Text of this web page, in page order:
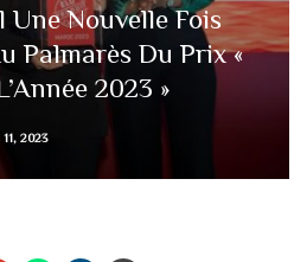
Une Nouvelle Fois
Palmarès Du Prix «
2023 »
2023